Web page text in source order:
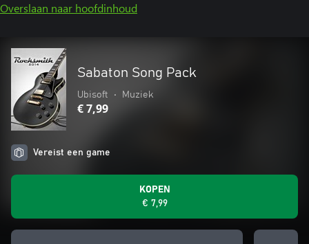
Overslaan naar hoofdinhoud
Sabaton Song Pack
Ubisoft • Muziek
€ 7,99
Vereist een game
KOPEN
€ 7,99